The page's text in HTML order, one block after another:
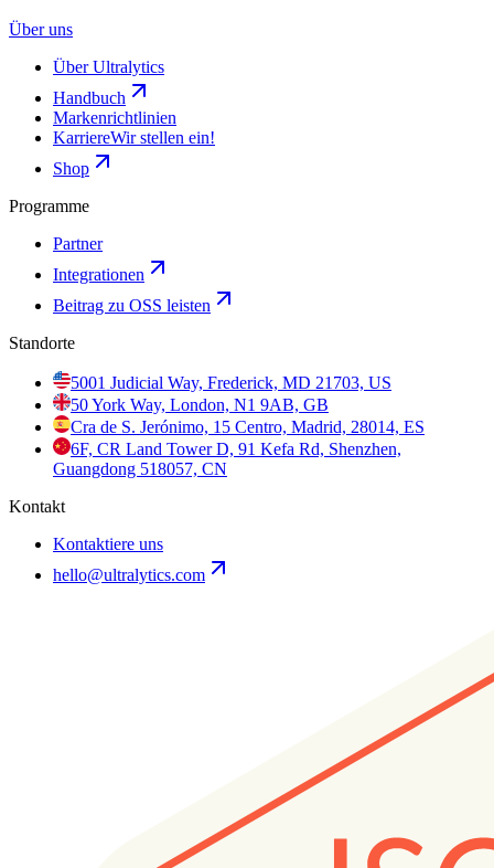
Über uns
Über Ultralytics
Handbuch
Markenrichtlinien
KarriereWir stellen ein!
Shop
Programme
Partner
Integrationen
Beitrag zu OSS leisten
Standorte
5001 Judicial Way, Frederick, MD 21703, US
50 York Way, London, N1 9AB, GB
Cra de S. Jerónimo, 15 Centro, Madrid, 28014, ES
6F, CR Land Tower D, 91 Kefa Rd, Shenzhen,
Guangdong 518057, CN
Kontakt
Kontaktiere uns
hello@ultralytics.com